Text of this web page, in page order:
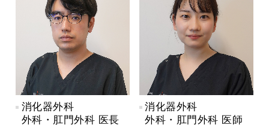
消化器外科
外科・肛門外科 医長
消化器外科
外科・肛門外科 医師